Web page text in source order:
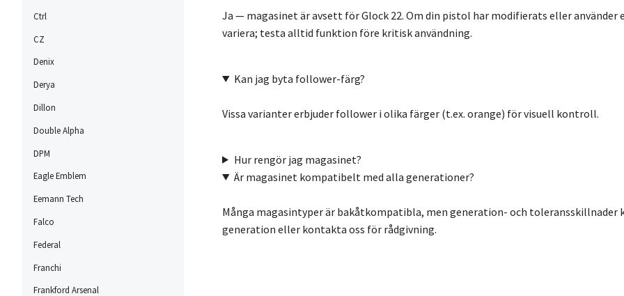
Ctrl
CZ
Denix
Derya
Dillon
Double Alpha
DPM
Eagle Emblem
Eemann Tech
Falco
Federal
Franchi
Frankford Arsenal
Ja — magasinet är avsett för Glock 22. Om din pistol har modifierats eller
variera; testa alltid funktion före kritisk användning.
Kan jag byta follower-färg?
Vissa varianter erbjuder follower i olika färger (t.ex. orange) för visuell kontroll.
Hur rengör jag magasinet?
Är magasinet kompatibelt med alla generationer?
Många magasintyper är bakåtkompatibla, men generation- och
generation eller kontakta oss för rådgivning.